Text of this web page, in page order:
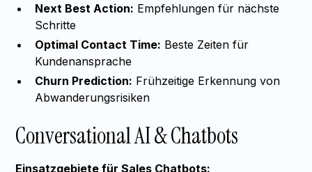
Next Best Action: Empfehlungen für nächste
Schritte
Optimal Contact Time: Beste Zeiten für
Kundenansprache
Churn Prediction: Frühzeitige Erkennung von
Abwanderungsrisiken
Conversational AI & Chatbots
Einsatzgebiete für Sales Chatbots: